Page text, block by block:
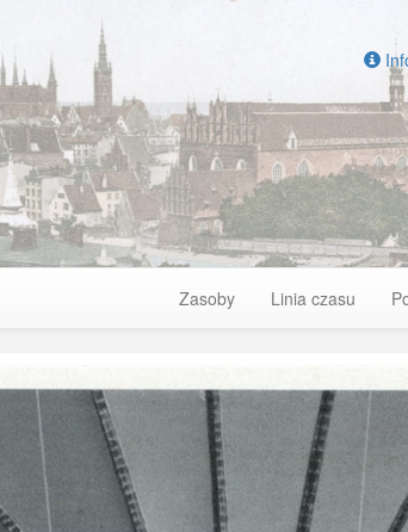
Zasoby Linia czasu